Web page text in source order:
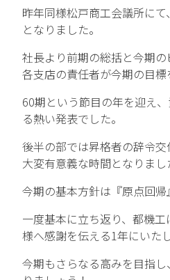
人と仕事を知る
社風を知る
新卒エントリー
中途エントリー
昨年同様松戸商工会議所に
となりました。
社長より前期の総括と今期の
各支店の責任者が今期の目標
60期という節目の年を迎え
る熱い発表でした。
後半の部では昇格者の辞令交
大変有意義な時間となりまし
今期の基本方針は『原点回帰
一度基本に立ち返り、都機
様へ感謝を伝える1年にいたし
今期もさらなる高みを目指